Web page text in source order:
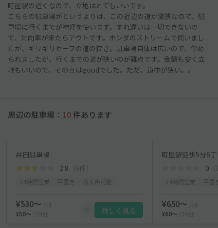
町屋駅の近くなので、立地はとてもいいです。
こちらの駐車場がというよりは、この近辺の道が激狭なので、駐
車場に行くまでが神経を使います。すれ違いは一切できないの
で、対向車が来たらアウトです。ホンダのストリームで伺いまし
たが、ギリギリセーフの道の狭さ。駐車場自体は広いので、停め
られましたが、行くまでの道が狭いのが難点です。金額も安く立
地もいいので、その点はgoodでした。ただ、道中が狭い。。
周辺の駐車場： 10 件あります
井田駐車場
2.8 （6件）
¥530〜
/日
¥50〜
/15分 詳しく見る
町屋駅徒歩5分6
0
¥650〜
/日
¥60〜
/15分